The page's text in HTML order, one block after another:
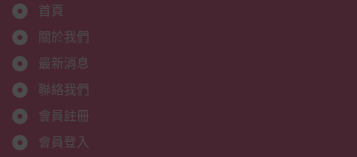
首頁
關於我們
最新消息
聯絡我們
會員註冊
會員登入